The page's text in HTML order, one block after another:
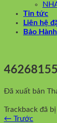
Tin tức
Liên hệ
Bảo Hành
Đã xuất bản
Trackback đã
← Trước